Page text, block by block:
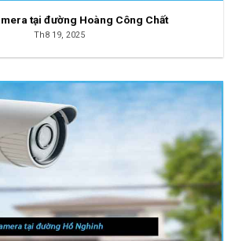
tại đường Hoàng Công Chất
Th8 19, 2025